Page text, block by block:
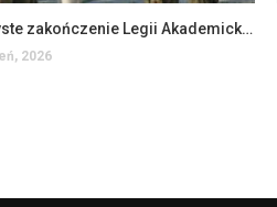
Uroczyste zakończenie Legii Akademickiej w PANS w Jarosławiu
2026